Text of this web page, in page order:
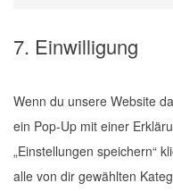
7. Einwilligung
Wenn du unsere Website
ein Pop-Up mit einer
„Einstellungen speichern“
alle von dir gewählten